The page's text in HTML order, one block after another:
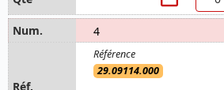
4
29.09114.000